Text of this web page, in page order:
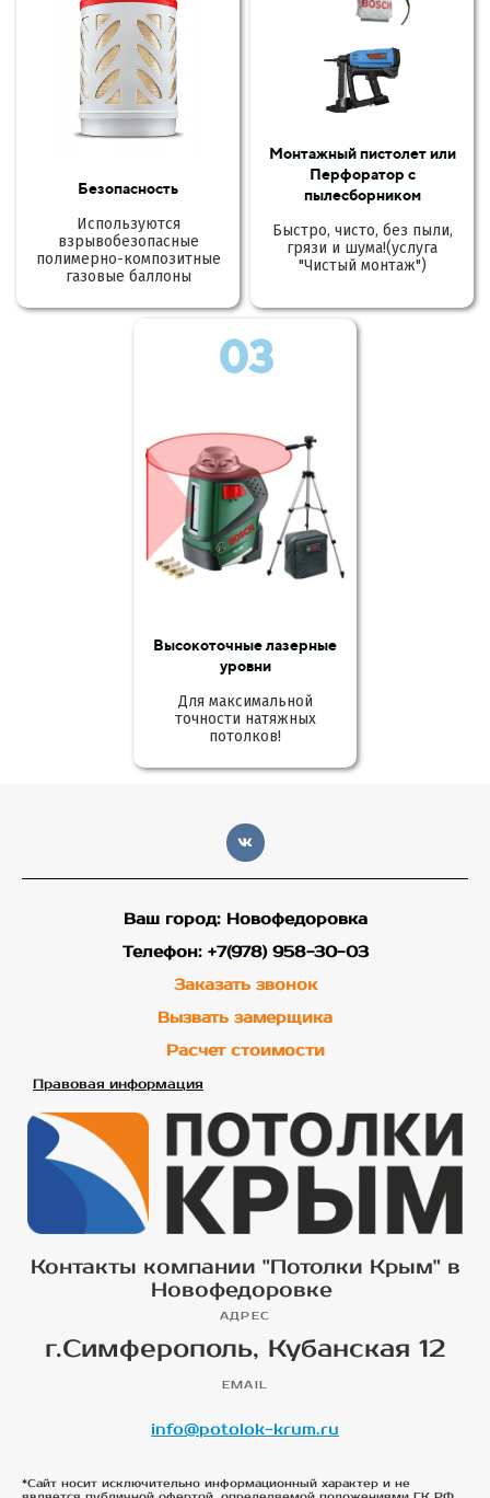
Безопасность
Используются
взрывобезопасные
полимерно-композитные
газовые баллоны
Монтажный пистолет или
Перфоратор с
пылесборником
Быстро, чисто, без пыли,
грязи и шума!(услуга
"Чистый монтаж")
03
Высокоточные лазерные
уровни
Для максимальной
точности натяжных
потолков!
Ваш город: Новофедоровка
Телефон: +7(978) 958-30-03
Заказать звонок
Вызвать замерщика
Расчет стоимости
Правовая информация
Контакты компании "Потолки Крым" в
Новофедоровке
АДРЕС
г.Симферополь, Кубанская 12
EMAIL
info@potolok-krum.ru
*Сайт носит исключительно информационный характер и не